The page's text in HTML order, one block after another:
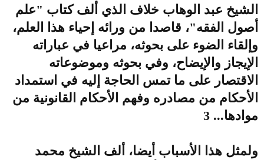
الشيخ عبد الوهاب خلاف الذي ألف كتاب "علم
أصول الفقه"، قاصدا من ورائه إحياء هذا العلم،
وإلقاء الضوء على بحوثه، مراعيا في عباراته
الإيجاز والإيضاح، وفي بحوثه وموضوعاته
الاقتصار على ما تمس الحاجة إليه في استمداد
الأحكام من مصادره وفهم الأحكام القانونية من
موادها... 3
ولمثل هذا الأسباب أيضا، ألف الشيخ محمد